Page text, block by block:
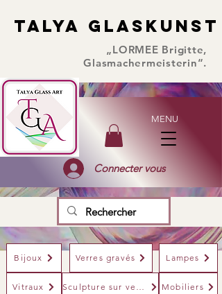
TALYA GLASKUNST
TALYA GLASKUNST
„LORMEE Brigitte,
Glasmachermeisterin“.
MENU
Connecter vous
Bijoux Verres gravés Lampes
Vitraux Sculpture sur verre Mobiliers